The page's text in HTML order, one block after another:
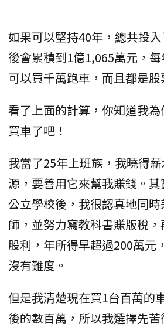
如果可以堅持40年，總共投
後會累積到1億1,065萬元，
可以買千萬跑車，而且都是股
看了上面的計算，你知道我
買車了吧！
我當了25年上班族，我曉得
源，要善用它來幫我賺錢。
公立學校後，我很認真地同
師，並努力寫教科書賺版稅
股利，年所得早超過200萬元
沒有難度。
但是我清楚現在買1台百萬的
後的數百萬，所以我選擇先苦